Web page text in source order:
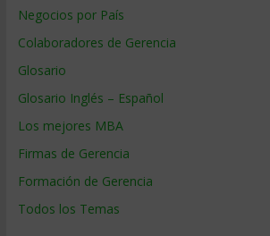
Negocios por País
Colaboradores de Gerencia
Glosario
Glosario Inglés – Español
Los mejores MBA
Firmas de Gerencia
Formación de Gerencia
Todos los Temas